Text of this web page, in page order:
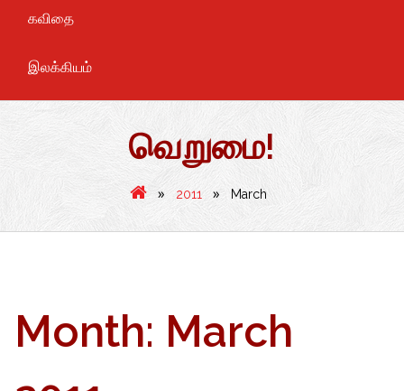
கவிதை
இலக்கியம்
வெறுமை!
» 2011 » March
Month: March